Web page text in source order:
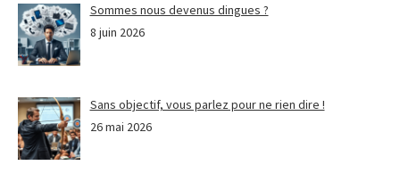
Sommes nous devenus dingues ?
8 juin 2026
Sans objectif, vous parlez pour ne rien dire !
26 mai 2026